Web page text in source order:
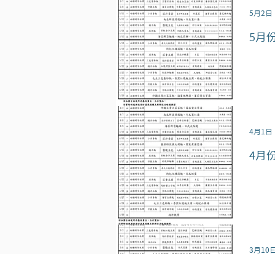
5月
5月2日
4月
4月1日
3月10日